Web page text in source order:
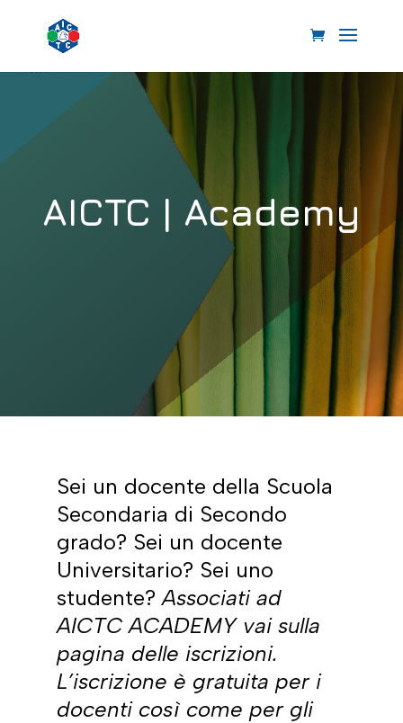
AICTC | Academy
Sei un docente della Scuola
Secondaria di Secondo
grado? Sei un docente
Universitario? Sei uno
studente?Associati ad
AICTC ACADEMY vai sulla
pagina delle iscrizioni.
L’iscrizione è gratuita per i
docenti così come per gli